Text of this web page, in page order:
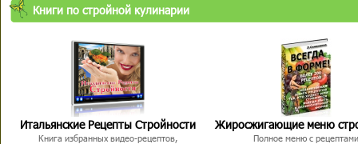
Книги по стройной кулинарии
Итальянские Рецепты Стройности
Книга избранных видео-рецептов,
Жиросжигающие меню
Полное меню с рецептами